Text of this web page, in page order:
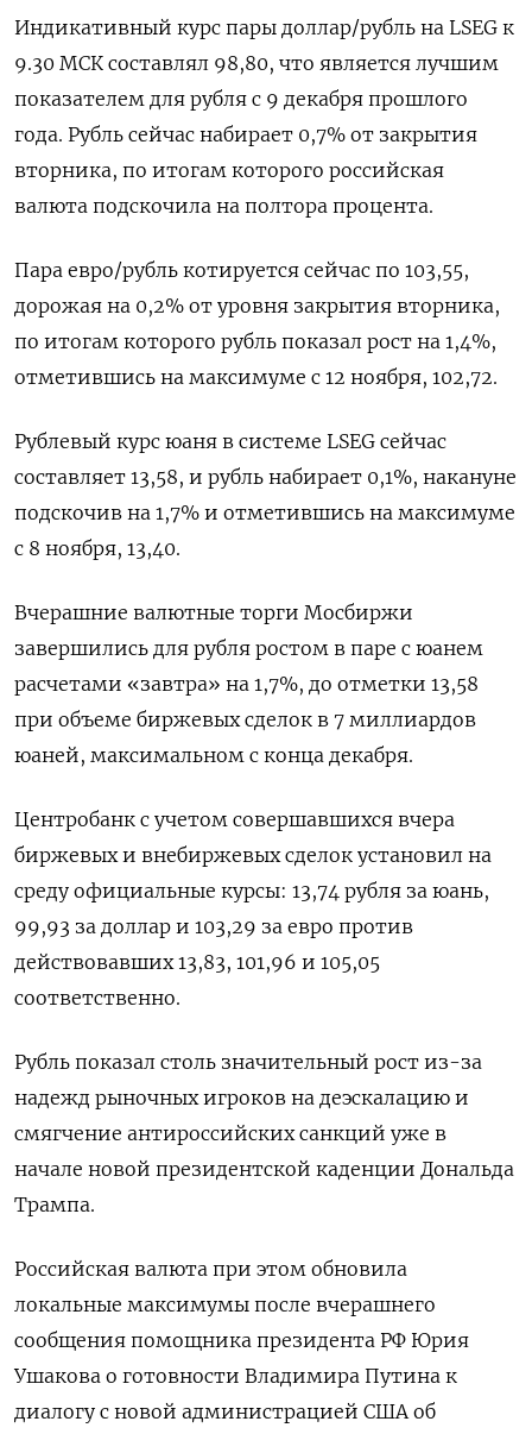
Индикативный курс пары доллар/рубль на LSEG к
9.30 МСК составлял 98,80, что является лучшим
показателем для рубля с 9 декабря прошлого
года. Рубль сейчас набирает 0,7% от закрытия
вторника, по итогам которого российская
валюта подскочила на полтора процента.
Пара евро/рубль котируется сейчас по 103,55,
дорожая на 0,2% от уровня закрытия вторника,
по итогам которого рубль показал рост на 1,4%,
отметившись на максимуме с 12 ноября, 102,72.
Рублевый курс юаня в системе LSEG сейчас
составляет 13,58, и рубль набирает 0,1%, накануне
подскочив на 1,7% и отметившись на максимуме
с 8 ноября, 13,40.
Вчерашние валютные торги Мосбиржи
завершились для рубля ростом в паре с юанем
расчетами «завтра» на 1,7%, до отметки 13,58
при объеме биржевых сделок в 7 миллиардов
юаней, максимальном с конца декабря.
Центробанк с учетом совершавшихся вчера
биржевых и внебиржевых сделок установил на
среду официальные курсы: 13,74 рубля за юань,
99,93 за доллар и 103,29 за евро против
действовавших 13,83, 101,96 и 105,05
соответственно.
Рубль показал столь значительный рост из-за
надежд рыночных игроков на деэскалацию и
смягчение антироссийских санкций уже в
начале новой президентской каденции Дональда
Трампа.
Российская валюта при этом обновила
локальные максимумы после вчерашнего
сообщения помощника президента РФ Юрия
Ушакова о готовности Владимира Путина к
диалогу с новой администрацией США об